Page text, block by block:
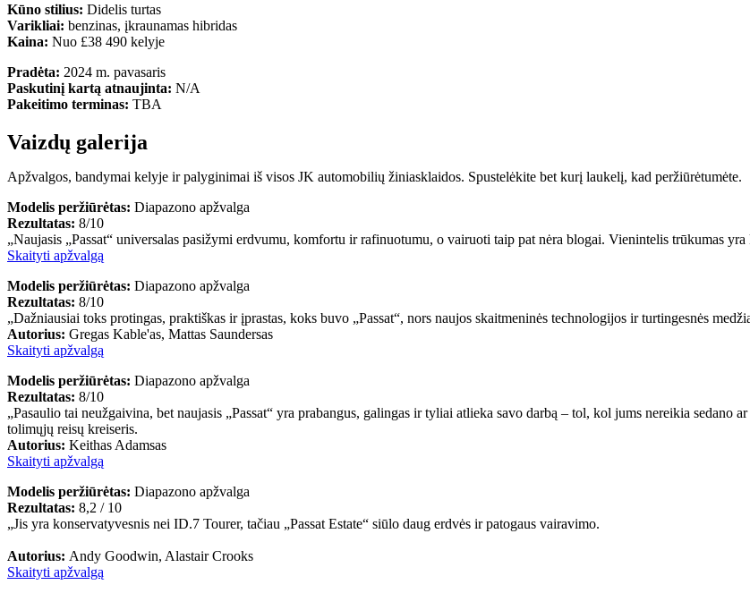
Kūno stilius: Didelis turtas
Varikliai: benzinas, įkraunamas hibridas
Kaina: Nuo £38 490 kelyje
Pradėta: 2024 m. pavasaris
Paskutinį kartą atnaujinta: N/A
Pakeitimo terminas: TBA
Vaizdų galerija
Apžvalgos, bandymai kelyje ir palyginimai iš visos JK automobilių žiniasklaidos. Spustelėkite bet kurį laukelį, kad peržiūrėtumėte.
Modelis peržiūrėtas: Diapazono apžvalga
Rezultatas: 8/10
„Naujasis „Passat“ universalas pasižymi erdvumu, komfortu ir rafinuotumu, o vairuoti taip pat nėra blogai. Vienintelis trūkumas
Skaityti apžvalgą
Modelis peržiūrėtas: Diapazono apžvalga
Rezultatas: 8/10
„Dažniausiai toks protingas, praktiškas ir įprastas, koks buvo „Passat“, nors naujos skaitmeninės technologijos ir turtingesnės
Autorius: Gregas Kable'as, Mattas Saundersas
Skaityti apžvalgą
Modelis peržiūrėtas: Diapazono apžvalga
Rezultatas: 8/10
„Pasaulio tai neužgaivina, bet naujasis „Passat“ yra prabangus, galingas ir tyliai atlieka savo darbą – tol, kol jums nereikia
tolimųjų reisų kreiseris.
Autorius: Keithas Adamsas
Skaityti apžvalgą
Modelis peržiūrėtas: Diapazono apžvalga
Rezultatas: 8,2 / 10
„Jis yra konservatyvesnis nei ID.7 Tourer, tačiau „Passat Estate“ siūlo daug erdvės ir patogaus vairavimo.
Autorius: Andy Goodwin, Alastair Crooks
Skaityti apžvalgą